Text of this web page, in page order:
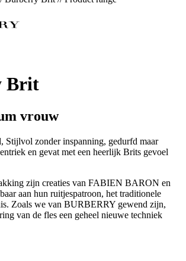
Brit
vrouw
Stijlvol zonder inspanning, gedurfd maar
en gevat met een heerlijk Brits gevoel
zijn creaties van FABIEN BARON en
aan hun ruitjespatroon, het traditionele
Zoals we van BURBERRY gewend zijn,
van de fles een geheel nieuwe techniek